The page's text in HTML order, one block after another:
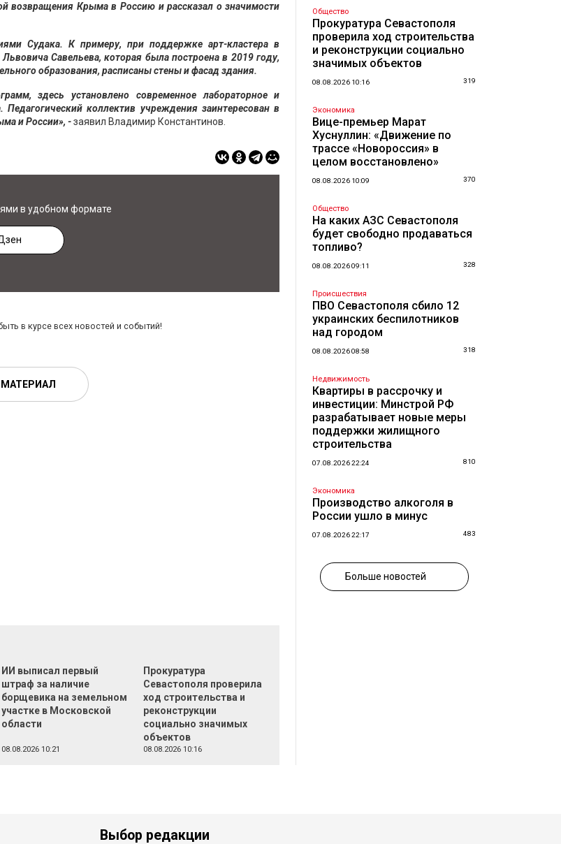
возвращения Крыма в Россию и рассказал о значимости
Судака. К примеру, при поддержке арт-кластера в
Савельева, которая была построена в 2019 году,
образования, расписаны стены и фасад здания.
здесь установлено современное лабораторное и
коллектив учреждения заинтересован в
и России», -заявил Владимир Константинов.
в удобном формате
в курсе всех новостей и событий!
ИИ выписал первый
штраф за наличие
борщевика на земельном
участке в Московской
области
08.08.2026 10:21
Прокуратура
Севастополя проверила
ход строительства и
реконструкции
социально значимых
объектов
08.08.2026 10:16
Общество
Прокуратура Севастополя
проверила ход строительства
и реконструкции социально
значимых объектов
08.08.2026 10:16 319
Экономика
Вице-премьер Марат
Хуснуллин: «Движение по
трассе «Новороссия» в
целом восстановлено»
08.08.2026 10:09 370
Общество
На каких АЗС Севастополя
будет свободно продаваться
топливо?
08.08.2026 09:11 328
Происшествия
ПВО Севастополя сбило 12
украинских беспилотников
над городом
08.08.2026 08:58 318
Недвижимость
Квартиры в рассрочку и
инвестиции: Минстрой РФ
разрабатывает новые меры
поддержки жилищного
строительства
07.08.2026 22:24 810
Экономика
Производство алкоголя в
России ушло в минус
07.08.2026 22:17 483
Больше новостей
Выбор редакции